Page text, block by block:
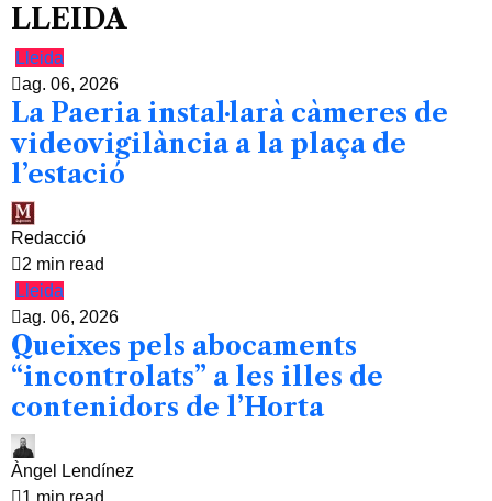
LLEIDA
Lleida
ag. 06, 2026
La Paeria instal·larà càmeres de
videovigilància a la plaça de
l’estació
Redacció
2 min read
Lleida
ag. 06, 2026
Queixes pels abocaments
“incontrolats” a les illes de
contenidors de l’Horta
Àngel Lendínez
1 min read